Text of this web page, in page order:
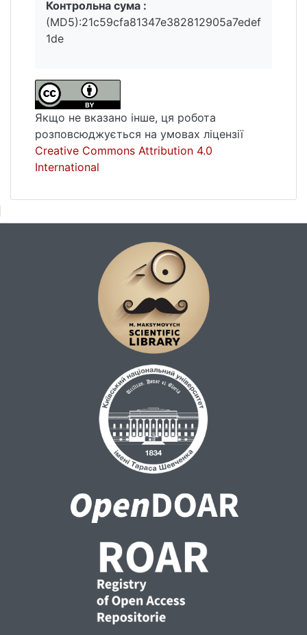
Контрольна сума :
(MD5):21c59cfa81347e382812905a7edef
1de
Якщо не вказано інше, ця робота
розповсюджується на умовах ліцензії
Creative Commons Attribution 4.0
International